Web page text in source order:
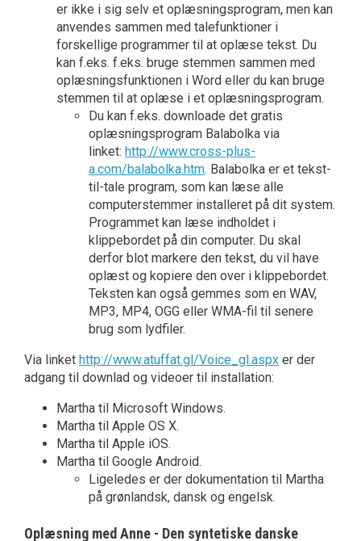
er ikke i sig selv et oplæsningsprogram, men kan
anvendes sammen med talefunktioner i
forskellige programmer til at oplæse tekst. Du
kan f.eks. f.eks. bruge stemmen sammen med
oplæsningsfunktionen i Word eller du kan bruge
stemmen til at oplæse i et oplæsningsprogram.
Du kan f.eks. downloade det gratis
oplæsningsprogram Balabolka via
linket: http://www.cross-plus-
a.com/balabolka.htm. Balabolka er et tekst-
til-tale program, som kan læse alle
computerstemmer installeret på dit system.
Programmet kan læse indholdet i
klippebordet på din computer. Du skal
derfor blot markere den tekst, du vil have
oplæst og kopiere den over i klippebordet.
Teksten kan også gemmes som en WAV,
MP3, MP4, OGG eller WMA-fil til senere
brug som lydfiler.
Via linket http://www.atuffat.gl/Voice_gl.aspx er der
adgang til downlad og videoer til installation:
Martha til Microsoft Windows.
Martha til Apple OS X.
Martha til Apple iOS.
Martha til Google Android.
Ligeledes er der dokumentation til Martha
på grønlandsk, dansk og engelsk.
Oplæsning med Anne - Den syntetiske danske